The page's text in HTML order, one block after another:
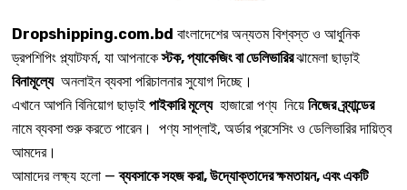
Dropshipping.com.bd বাংলাদেশের অন্যতম বিশ্বস্ত ও আধুনিক
ড্রপশিপিং প্ল্যাটফর্ম, যা আপনাকেস্টক, প্যাকেজিং বা ডেলিভারিরঝামেলা ছাড়াই
বিনামূল্যেঅনলাইন ব্যবসা পরিচালনার সুযোগ দিচ্ছে।
এখানে আপনি বিনিয়োগ ছাড়াই পাইকারি মূল্যেহাজারো পণ্য নিয়ে নিজের ব্র্যান্ডের
নামে ব্যবসা শুরু করতে পারেন। পণ্য সাপ্লাই, অর্ডার প্রসেসিং ও ডেলিভারির দায়িত্ব
আমদের।
আমাদের লক্ষ্য হলো —ব্যবসাকে সহজ করা, উদ্যোক্তাদের ক্ষমতায়ন, এবং একটি